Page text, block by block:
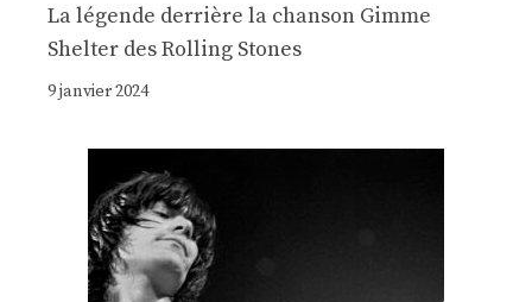
La légende derrière la chanson Gimme
Shelter des Rolling Stones
9 janvier 2024